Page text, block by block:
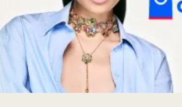
Los más vendidos
A - Z
Z - A